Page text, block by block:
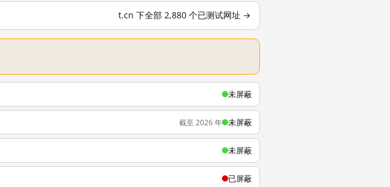
t.cn 下全部 2,880 个已测试网址 →
未屏蔽
截至 2026 年 未屏蔽
未屏蔽
已屏蔽